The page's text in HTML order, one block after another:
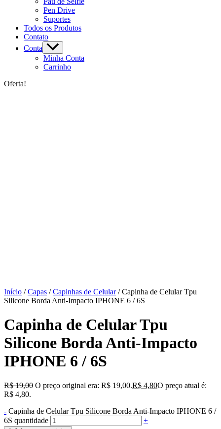
Pen Drive
Suportes
Todos os Produtos
Contato
Conta
Minha Conta
Carrinho
Oferta!
Início /Capas /Capinhas de Celular/ Capinha de Celular Tpu
Silicone Borda Anti-Impacto IPHONE 6 / 6S
Capinha de Celular Tpu
Silicone Borda Anti-Impacto
IPHONE 6 / 6S
R$19,00 O preço original era: R$ 19,00.R$ 4,80O preço atual é:
R$ 4,80.
- Capinha de Celular Tpu Silicone Borda Anti-Impacto IPHONE 6 /
6S quantidade
+